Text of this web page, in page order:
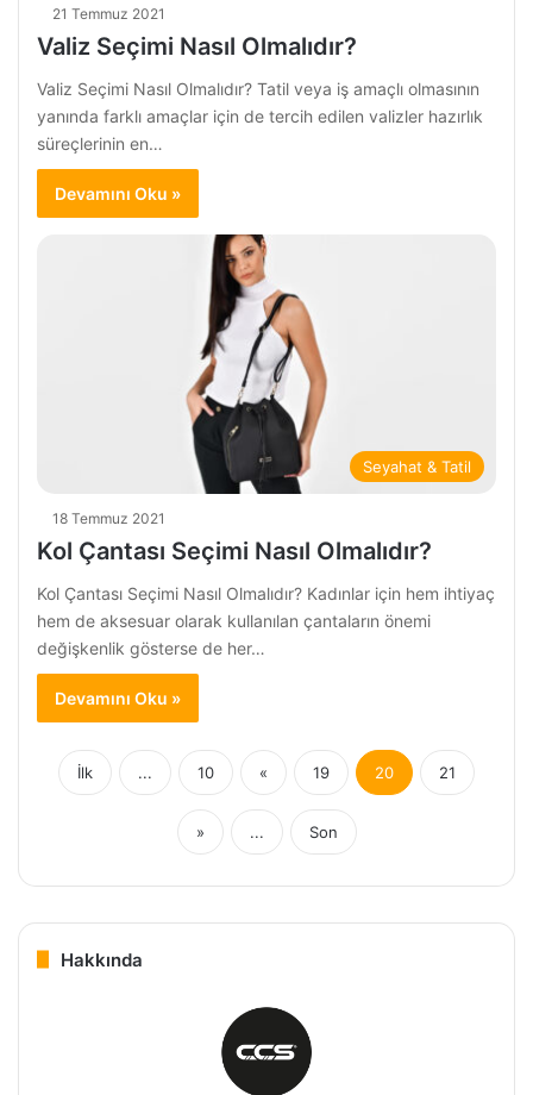
21 Temmuz 2021
Valiz Seçimi Nasıl Olmalıdır?
Valiz Seçimi Nasıl Olmalıdır? Tatil veya iş amaçlı olmasının
yanında farklı amaçlar için de tercih edilen valizler hazırlık
süreçlerinin en…
Devamını Oku »
Seyahat & Tatil
18 Temmuz 2021
Kol Çantası Seçimi Nasıl Olmalıdır?
Kol Çantası Seçimi Nasıl Olmalıdır? Kadınlar için hem ihtiyaç
hem de aksesuar olarak kullanılan çantaların önemi
değişkenlik gösterse de her…
Devamını Oku »
İlk ... 10 « 19 20 21
» ... Son
Hakkında